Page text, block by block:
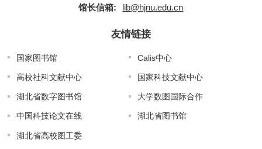
馆长信箱:
lib@hjnu.edu.cn
友情链接
国家图书馆 Calis中心
高校社科文献中心 国家科技文献中心
湖北省数字图书馆 大学数图国际合作
中国科技论文在线 湖北省图书馆
湖北省高校图工委